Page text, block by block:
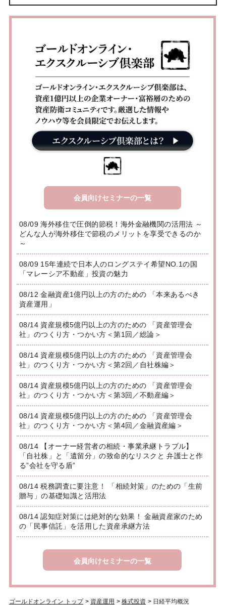
会員向けセミナーの一覧
08/09 海外移住で圧倒的節税！海外金融機関の活用法 ～
どんな人が海外移住で節税のメリットを享受できるのか
～
08/09 15年連続で日本人のロングステイ希望NO.1の国
「マレーシア不動産」投資の魅力
08/12 金融資産1億円以上の方のための 「本来あるべき
資産運用」
08/14 資産規模5億円以上の方のための 「資産管理会
社」のつくり方・つかい方＜第1回／総論＞
08/14 資産規模5億円以上の方のための 「資産管理会
社」のつくり方・つかい方＜第2回／自社株編＞
08/14 資産規模5億円以上の方のための 「資産管理会
社」のつくり方・つかい方＜第3回／不動産編＞
08/14 資産規模5億円以上の方のための 「資産管理会
社」のつくり方・つかい方＜第4回／金融資産編＞
08/14 【オーナー経営者の相続・事業承継トラブル】
「自社株」と「遺留分」の致命的なリスクと 弁護士と作
る”会社を守る盾”
08/14 税務調査に要注意！ 「相続対策」のための「生前
贈与」の基礎知識と活用法
08/14 認知症対策には絶対的な効果！ 金融資産家のため
の「民事信託」を活用した資産承継方法
会員向けセミナーの一覧
ゴールドオンライン トップ > 資産運用 > 株式投資 > 日経平均概況